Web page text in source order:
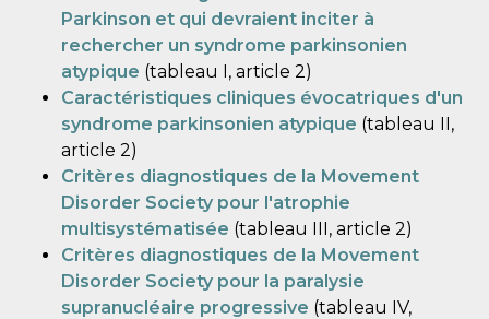
Parkinson et qui devraient inciter à
rechercher un syndrome parkinsonien
atypique (tableau I, article 2)
Caractéristiques cliniques évocatriques d'un
syndrome parkinsonien atypique (tableau II,
article 2)
Critères diagnostiques de la Movement
Disorder Society pour l'atrophie
multisystématisée (tableau III, article 2)
Critères diagnostiques de la Movement
Disorder Society pour la paralysie
supranucléaire progressive (tableau IV,